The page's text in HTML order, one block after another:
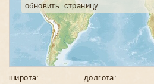
обновить страницу.
широта:
долгота: